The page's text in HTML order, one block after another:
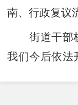
南、行政复议
街道干部
我们今后依法